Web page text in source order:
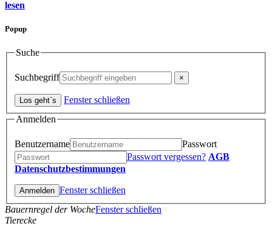
lesen
Popup
Suche
Suchbegriff
Fenster schließen
Anmelden
Benutzername
Passwort
Passwort vergessen? AGB
Datenschutzbestimmungen
Fenster schließen
Bauernregel der WocheFenster schließen
Tierecke